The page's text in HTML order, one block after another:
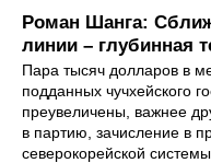
Роман Шанга:
линии – глубинная
Пара тысяч долларов в
подданных чучхейского
преувеличены, важнее
в партию, зачисление в
северокорейской